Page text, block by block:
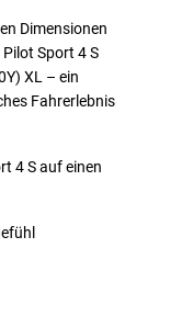
Dimensionen
Pilot Sport 4 S
XL – ein
Fahrerlebnis
4 S auf einen